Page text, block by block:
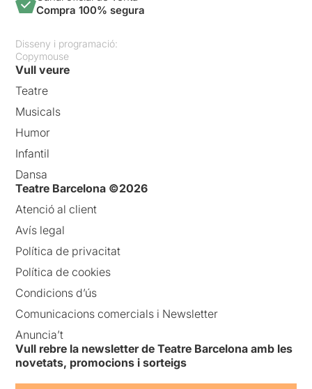
Compra 100% segura
Disseny i programació:
Copymouse
Vull veure
Teatre
Musicals
Humor
Infantil
Dansa
Teatre Barcelona ©2026
Atenció al client
Avís legal
Política de privacitat
Política de cookies
Condicions d’ús
Comunicacions comercials i Newsletter
Anuncia’t
Vull rebre la newsletter de Teatre Barcelona amb les
novetats, promocions i sorteigs